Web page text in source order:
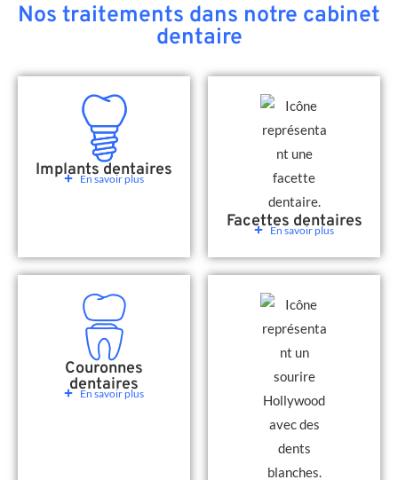
Nos traitements dans notre cabinet
dentaire
Implants dentaires
En savoir plus
Facettes dentaires
En savoir plus
Couronnes
dentaires
En savoir plus